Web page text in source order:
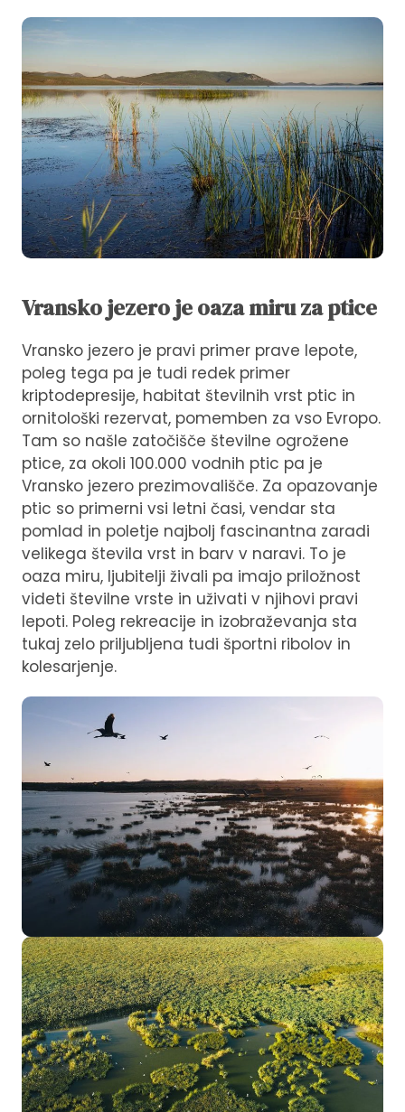
Vransko jezero je oaza miru za ptice
Vransko jezero je pravi primer prave lepote,
poleg tega pa je tudi redek primer
kriptodepresije, habitat številnih vrst ptic in
ornitološki rezervat, pomemben za vso Evropo.
Tam so našle zatočišče številne ogrožene
ptice, za okoli 100.000 vodnih ptic pa je
Vransko jezero prezimovališče. Za opazovanje
ptic so primerni vsi letni časi, vendar sta
pomlad in poletje najbolj fascinantna zaradi
velikega števila vrst in barv v naravi. To je
oaza miru, ljubitelji živali pa imajo priložnost
videti številne vrste in uživati ​​v njihovi pravi
lepoti. Poleg rekreacije in izobraževanja sta
tukaj zelo priljubljena tudi športni ribolov in
kolesarjenje.